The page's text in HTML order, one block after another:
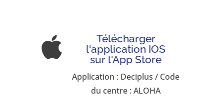

Télécharger
l'application IOS
sur l'App Store
Application : Deciplus / Code
du centre : ALOHA